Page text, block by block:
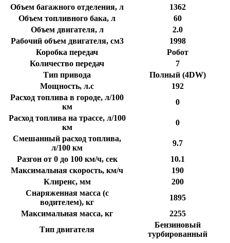
Объем багажного отделения, л
1362
Объем топливного бака, л
60
Объем двигателя, л
2.0
Рабочий объем двигателя, см3
1998
Коробка передач
Робот
Количество передач
7
Тип привода
Полный (4DW)
Мощность, л.с
192
Расход топлива в городе, л/100
км
0
Расход топлива на трассе, л/100
км
0
Смешанный расход топлива,
л/100 км
9.7
Разгон от 0 до 100 км/ч, сек
10.1
Максимальная скорость, км/ч
190
Клиренс, мм
200
Снаряженная масса (с
водителем), кг
1895
Максимальная масса, кг
2255
Тип двигателя
Бензиновый
турбированный